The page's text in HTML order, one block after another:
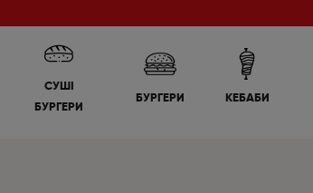
СУШІ
БУРГЕРИ
БУРГЕРИ КЕБАБИ